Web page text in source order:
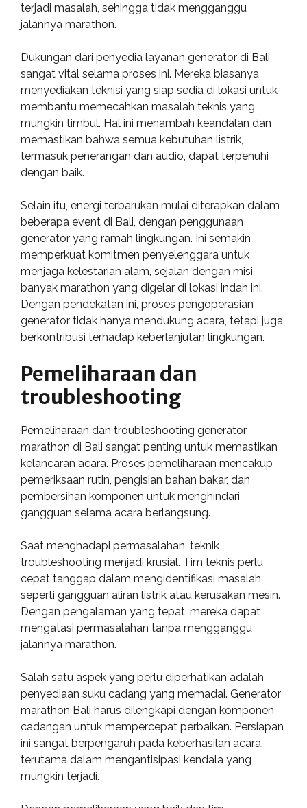
terjadi masalah, sehingga tidak mengganggu
jalannya marathon.
Dukungan dari penyedia layanan generator di Bali
sangat vital selama proses ini. Mereka biasanya
menyediakan teknisi yang siap sedia di lokasi untuk
membantu memecahkan masalah teknis yang
mungkin timbul. Hal ini menambah keandalan dan
memastikan bahwa semua kebutuhan listrik,
termasuk penerangan dan audio, dapat terpenuhi
dengan baik.
Selain itu, energi terbarukan mulai diterapkan dalam
beberapa event di Bali, dengan penggunaan
generator yang ramah lingkungan. Ini semakin
memperkuat komitmen penyelenggara untuk
menjaga kelestarian alam, sejalan dengan misi
banyak marathon yang digelar di lokasi indah ini.
Dengan pendekatan ini, proses pengoperasian
generator tidak hanya mendukung acara, tetapi juga
berkontribusi terhadap keberlanjutan lingkungan.
Pemeliharaan dan
troubleshooting
Pemeliharaan dan troubleshooting generator
marathon di Bali sangat penting untuk memastikan
kelancaran acara. Proses pemeliharaan mencakup
pemeriksaan rutin, pengisian bahan bakar, dan
pembersihan komponen untuk menghindari
gangguan selama acara berlangsung.
Saat menghadapi permasalahan, teknik
troubleshooting menjadi krusial. Tim teknis perlu
cepat tanggap dalam mengidentifikasi masalah,
seperti gangguan aliran listrik atau kerusakan mesin.
Dengan pengalaman yang tepat, mereka dapat
mengatasi permasalahan tanpa mengganggu
jalannya marathon.
Salah satu aspek yang perlu diperhatikan adalah
penyediaan suku cadang yang memadai. Generator
marathon Bali harus dilengkapi dengan komponen
cadangan untuk mempercepat perbaikan. Persiapan
ini sangat berpengaruh pada keberhasilan acara,
terutama dalam mengantisipasi kendala yang
mungkin terjadi.